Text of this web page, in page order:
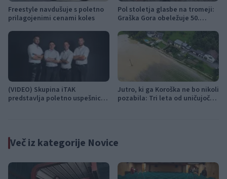
Freestyle navdušuje s poletno
prilagojenimi cenami koles
Pol stoletja glasbe na tromeji:
Graška Gora obeležuje 50.
zabavne glasbe
(VIDEO) Skupina iTAK
predstavlja poletno uspešnico
Jutro, ki ga Koroška ne bo nikoli
pozabila: Tri leta od uničujoče
Več iz kategorije Novice